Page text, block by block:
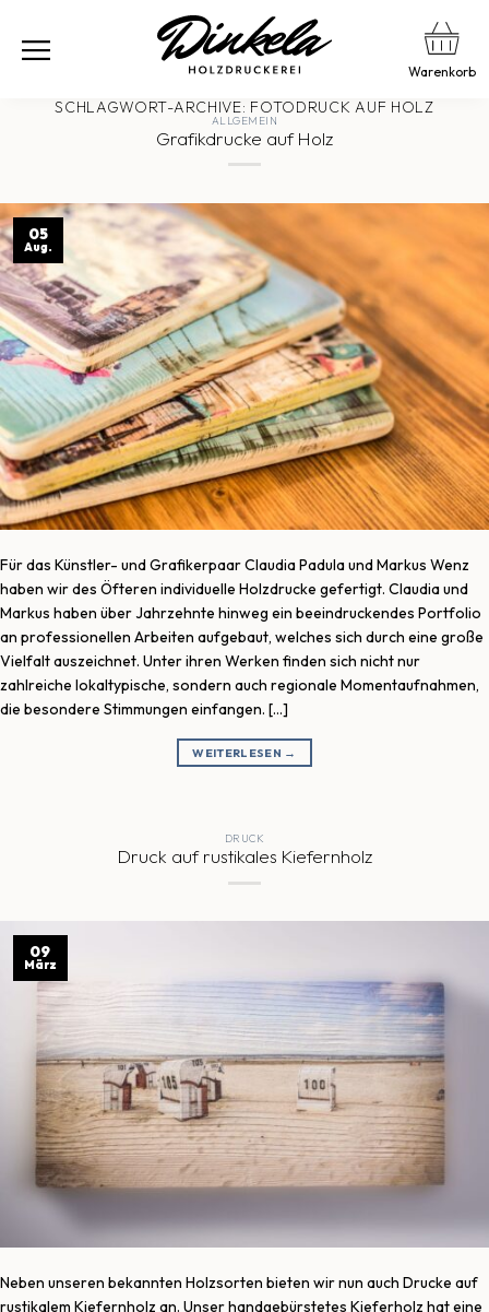
Warenkorb
SCHLAGWORT-ARCHIVE: FOTODRUCK AUF HOLZ
ALLGEMEIN
Grafikdrucke auf Holz
05
Aug.
Für das Künstler- und Grafikerpaar Claudia Padula und Markus Wenz
haben wir des Öfteren individuelle Holzdrucke gefertigt. Claudia und
Markus haben über Jahrzehnte hinweg ein beeindruckendes Portfolio
an professionellen Arbeiten aufgebaut, welches sich durch eine große
Vielfalt auszeichnet. Unter ihren Werken finden sich nicht nur
zahlreiche lokaltypische, sondern auch regionale Momentaufnahmen,
die besondere Stimmungen einfangen. […]
WEITERLESEN →
DRUCK
Druck auf rustikales Kiefernholz
09
März
Neben unseren bekannten Holzsorten bieten wir nun auch Drucke auf
rustikalem Kiefernholz an. Unser handgebürstetes Kieferholz hat eine